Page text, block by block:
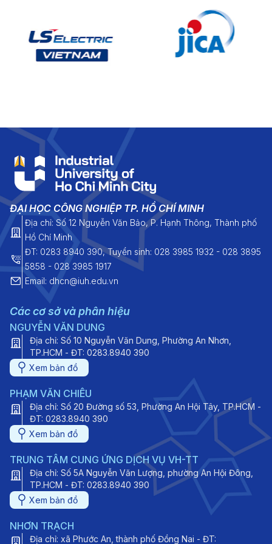
ĐẠI HỌC CÔNG NGHIỆP TP. HỒ CHÍ MINH
Địa chỉ: Số 12 Nguyễn Văn Bảo, P. Hạnh Thông, Thành phố
Hồ Chí Minh
ĐT: 0283 8940 390, Tuyển sinh: 028 3985 1932 - 028 3895
5858 - 028 3985 1917
Email: dhcn@iuh.edu.vn
Các cơ sở và phân hiệu
NGUYỄN VĂN DUNG
Địa chỉ: Số 10 Nguyễn Văn Dung, Phường An Nhơn,
TP.HCM - ĐT: 0283.8940 390
Xem bản đồ
PHẠM VĂN CHIÊU
Địa chỉ: Số 20 Đường số 53, Phường An Hội Tây, TP.HCM -
ĐT: 0283.8940 390
Xem bản đồ
TRUNG TÂM CUNG ỨNG DỊCH VỤ VH-TT
Địa chỉ: Số 5A Nguyễn Văn Lượng, phường An Hội Đông,
TP.HCM - ĐT: 0283.8940 390
Xem bản đồ
NHƠN TRẠCH
Địa chỉ: xã Phước An, thành phố Đồng Nai - ĐT: